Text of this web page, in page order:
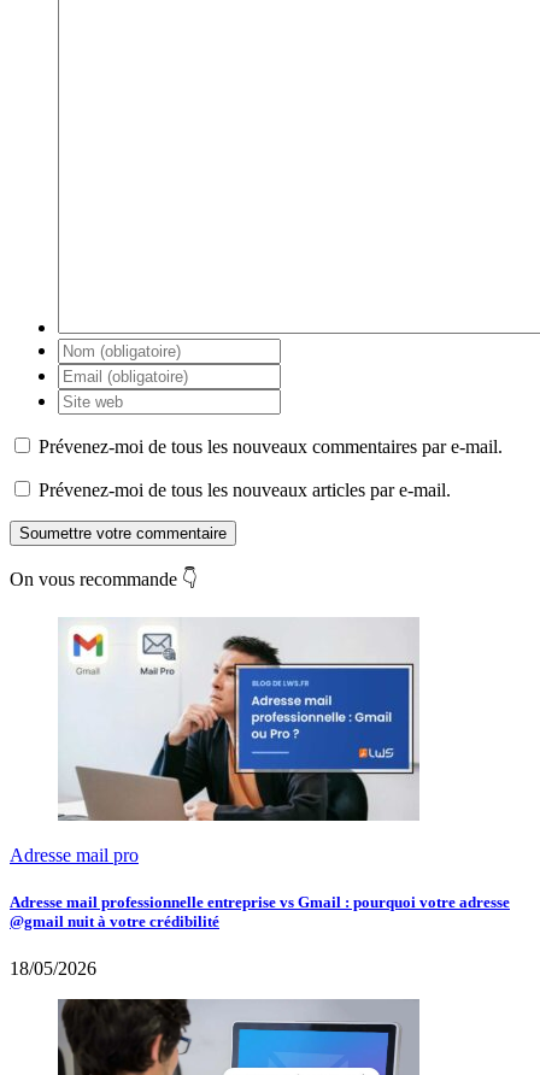
Prévenez-moi de tous les nouveaux commentaires par e-mail.
Prévenez-moi de tous les nouveaux articles par e-mail.
Soumettre votre commentaire
On vous recommande 👇
Adresse mail pro
Adresse mail professionnelle entreprise vs Gmail : pourquoi votre adresse
@gmail nuit à votre crédibilité
18/05/2026